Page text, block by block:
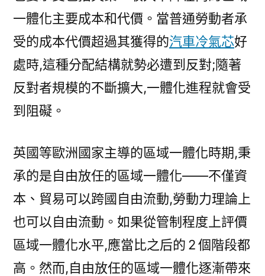
一體化主要成本和代價。當普通勞動者承
受的成本代價超過其獲得的汽車冷氣芯好
處時,這種分配結構就勢必遭到反對;隨著
反對者規模的不斷擴大,一體化進程就會受
到阻礙。
英國等歐洲國家主導的區域一體化時期,秉
承的是自由放任的區域一體化——不僅資
本、貿易可以跨國自由流動,勞動力理論上
也可以自由流動。如果從管制程度上評價
區域一體化水平,應當比之后的 2 個階段都
高。然而,自由放任的區域一體化逐漸帶來